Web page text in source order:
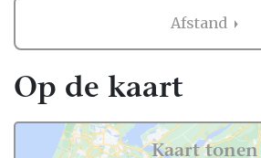
vraag stelt. De professionals
pagina entertainment
die entertainers die elk feest
weten te maken. Er verlaat
het feest zonder een tevreden
inclusief jullie zelf! Je hoeft
Afstand
Op de kaart
Kaart tonen